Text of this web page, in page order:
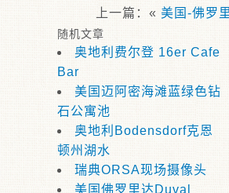
上一篇：« 美国-佛罗
随机文章
奥地利费尔登 16er Cafe
Bar
美国迈阿密海滩蓝绿色钻
石公寓池
奥地利Bodensdorf克恩
顿州湖水
瑞典ORSA现场摄像头
美国佛罗里达Duval